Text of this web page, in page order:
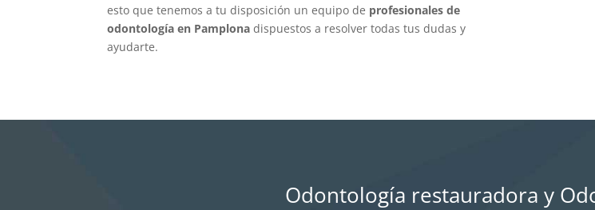
esto que tenemos a tu disposición un equipo de profesionales de
odontología en Pamplona dispuestos a resolver todas tus dudas y
ayudarte.
Odontología restauradora y